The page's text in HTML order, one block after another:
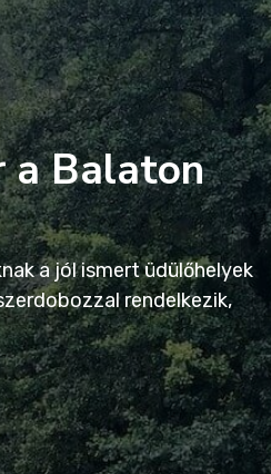
a Balaton
a jól ismert üdülőhelyek
rendelkezik,